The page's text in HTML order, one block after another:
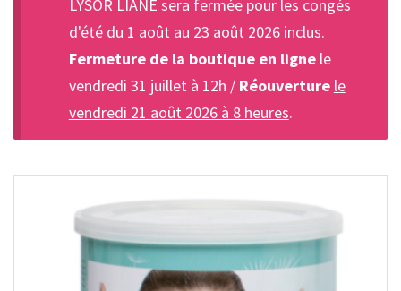
LYSOR LIANE sera fermée pour les congés
d'été du 1 août au 23 août 2026 inclus.
Fermeture de la boutique en lignele
vendredi 31 juillet à 12h / Réouverture le
vendredi 21 août 2026 à 8 heures.